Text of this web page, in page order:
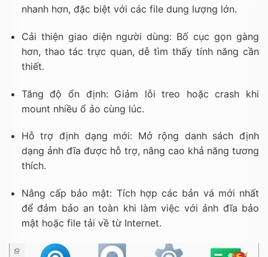
nhanh hơn, đặc biệt với các file dung lượng lớn.
Cải thiện giao diện người dùng: Bố cục gọn gàng
hơn, thao tác trực quan, dễ tìm thấy tính năng cần
thiết.
Tăng độ ổn định: Giảm lỗi treo hoặc crash khi
mount nhiều ổ ảo cùng lúc.
Hỗ trợ định dạng mới: Mở rộng danh sách định
dạng ảnh đĩa được hỗ trợ, nâng cao khả năng tương
thích.
Nâng cấp bảo mật: Tích hợp các bản vá mới nhất
để đảm bảo an toàn khi làm việc với ảnh đĩa bảo
mật hoặc file tải về từ Internet.